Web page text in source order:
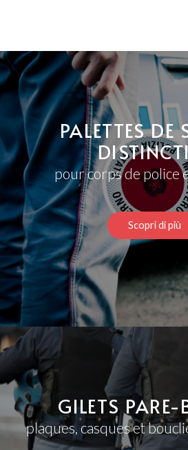
PALETTES DE
pour corps de police
Scopri di più
GILETS PARE-
plaques, casques et